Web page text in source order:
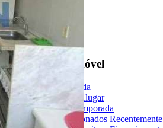
Encontre um Imóvel
Imóveis à Venda
Imóveis para Alugar
Imóveis de Temporada
Imóveis Adicionados Recentemente